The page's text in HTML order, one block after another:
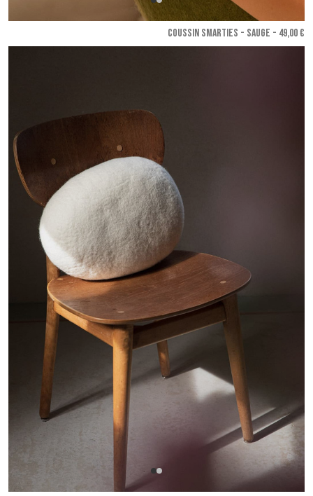
COUSSIN SMARTIES - Sauge - 49,00 €